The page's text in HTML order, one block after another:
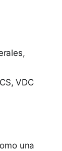
VDC
una